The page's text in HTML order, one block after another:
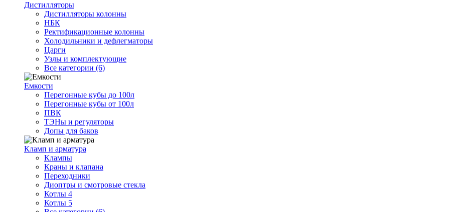
Дистилляторы
Дистилляторы колонны
НБК
Ректификационные колонны
Холодильники и дефлегматоры
Царги
Узлы и комплектующие
Все категории (6)
Емкости
Перегонные кубы до 100л
Перегонные кубы от 100л
ПВК
ТЭНы и регуляторы
Допы для баков
Кламп и арматура
Клампы
Краны и клапана
Переходники
Диоптры и смотровые стекла
Котлы 4
Котлы 5